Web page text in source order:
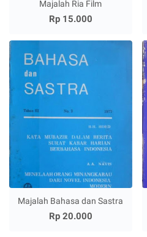
Majalah Ria Film
Rp 15.000
Majalah Bahasa dan Sastra
Rp 20.000